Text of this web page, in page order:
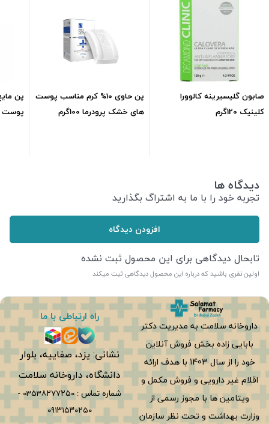
صابون گلیسیرینه کالوورا
کلینیک 120گرم
پن حاوی 10% کرم مناسب پوست
های خشک پرودرما 100گرم
پن
پوست
دیدگاه ها
تجربه خود را با ما به اشتراگ بگذارید
افزودن دیدگاه
تابحال دیدگاهی برای این محصول ثبت نشده
اولین نفری باشید که درباره این محصول دیدگاهی ثبت میکند
داروخانه سلامت به مدیریت دکتر
بابایی زاده بخش فروش آنلاین
خود را از سال 1403 با هدف ارائه
اقلام غیر دارویی و فروش مکمل و
ویتامین ها با مجوز رسمی از
وزارت بهداشت و تحت نظر سازمان
راه ارتباطی با ما
نشانی: یزد، صفاییه، بلوار
دانشگاه، داروخانه سلامت
شماره تماس :0353۸۲۷۷۲۵۰ -
۰۹۱۳۱۵۳۰۲۵۰